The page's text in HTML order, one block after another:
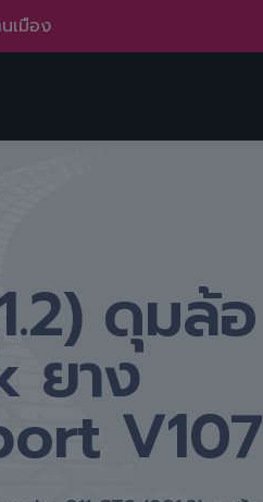
เมือง
ดุมล้อ
ยาง
V107